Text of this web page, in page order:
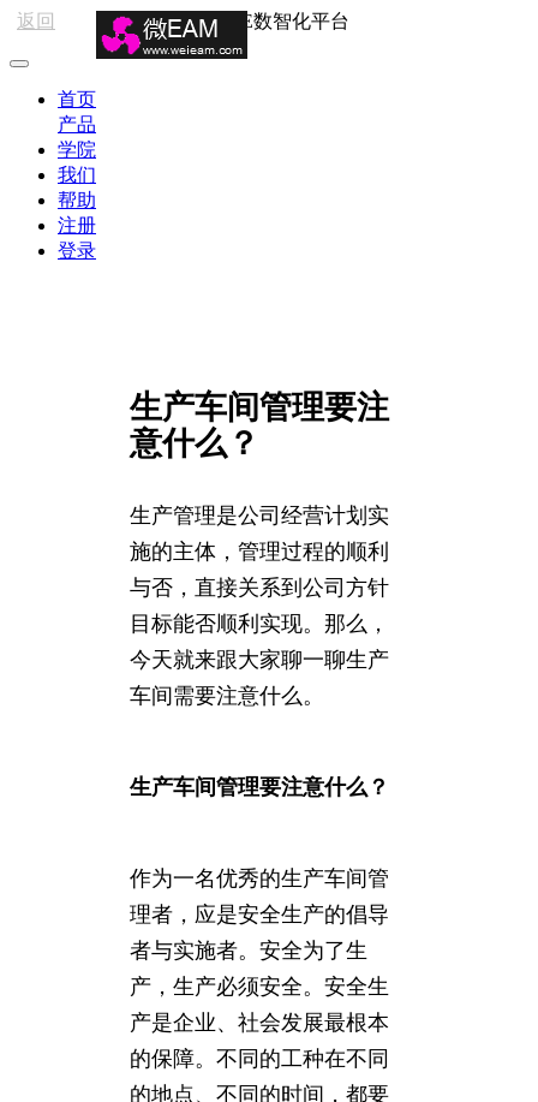
返回 HSE数智化平台
首页
产品
学院
我们
帮助
注册
登录
生产车间管理要注
意什么？
生产管理是公司经营计划实
施的主体，管理过程的顺利
与否，直接关系到公司方针
目标能否顺利实现。那么，
今天就来跟大家聊一聊生产
车间需要注意什么。
生产车间管理要注意什么？
作为一名优秀的生产车间管
理者，应是安全生产的倡导
者与实施者。安全为了生
产，生产必须安全。安全生
产是企业、社会发展最根本
的保障。不同的工种在不同
的地点、不同的时间，都要